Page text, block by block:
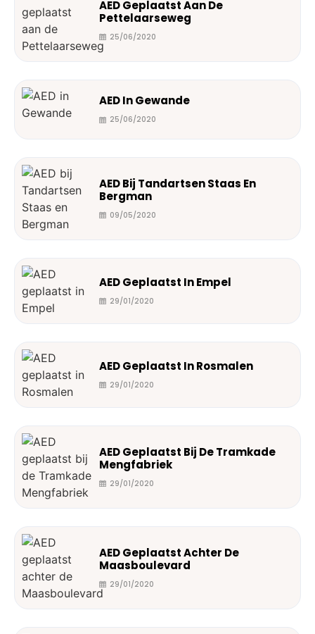
AED Geplaatst Aan De
Pettelaarseweg
25/06/2020
AED In Gewande
25/06/2020
AED Bij Tandartsen Staas En
Bergman
09/05/2020
AED Geplaatst In Empel
29/01/2020
AED Geplaatst In Rosmalen
29/01/2020
AED Geplaatst Bij De Tramkade
Mengfabriek
29/01/2020
AED Geplaatst Achter De
Maasboulevard
29/01/2020